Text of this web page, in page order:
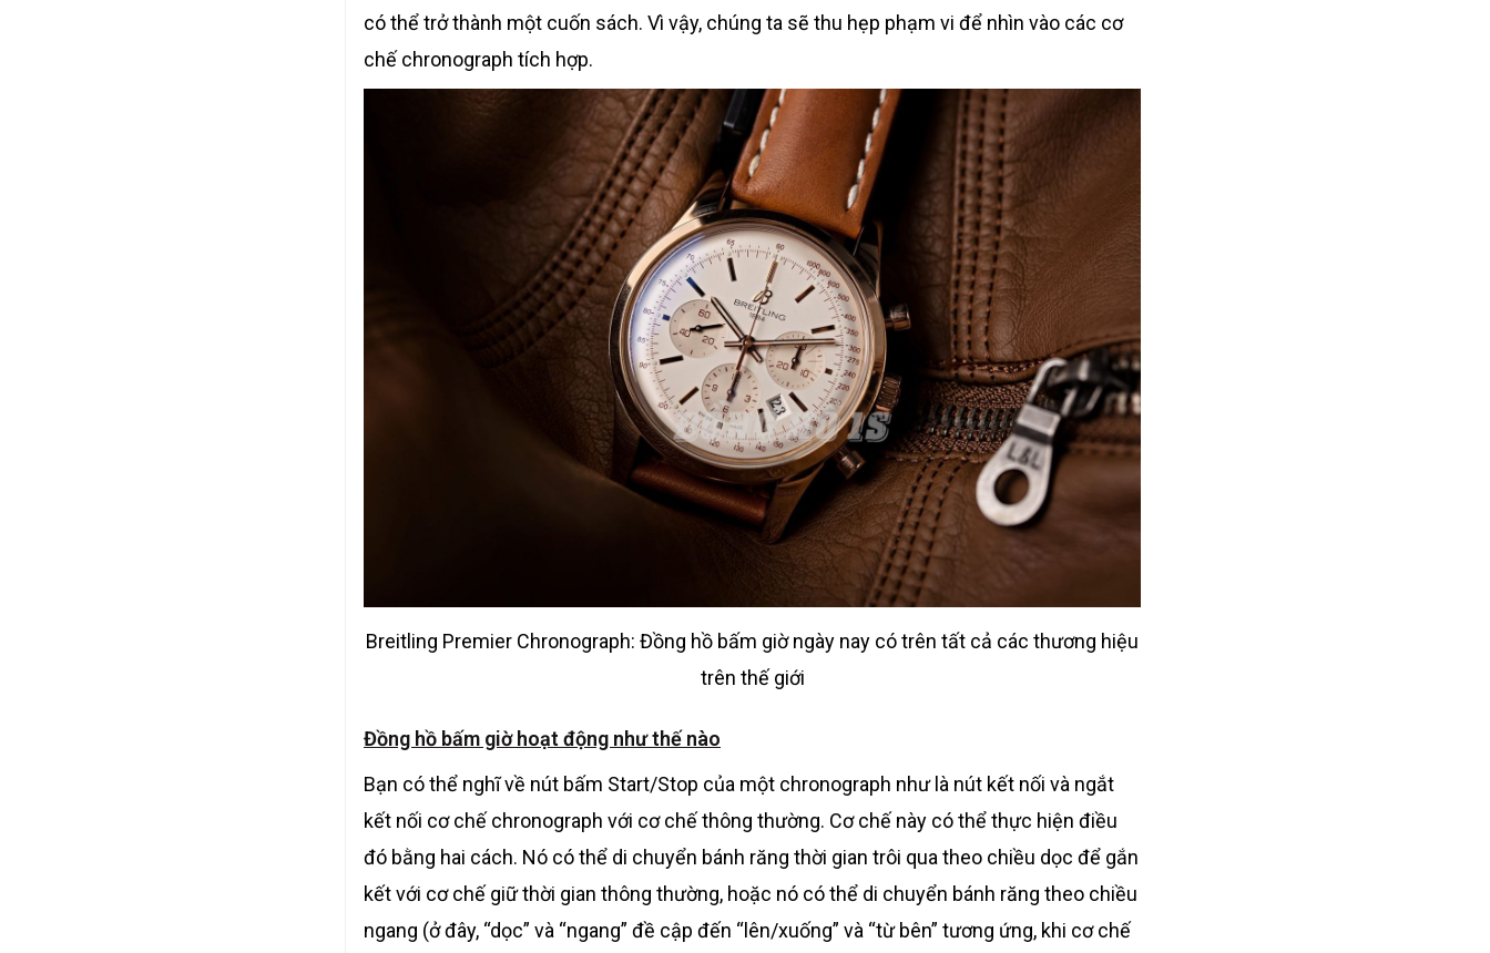
có thể trở thành một cuốn sách. Vì vậy, chúng ta sẽ thu hẹp phạm vi để nhìn vào các cơ
chế chronograph tích hợp.
Breitling Premier Chronograph: Đồng hồ bấm giờ ngày nay có trên tất cả các thương hiệu
trên thế giới
Đồng hồ bấm giờ hoạt động như thế nào
Bạn có thể nghĩ về nút bấm Start/Stop của một chronograph như là nút kết nối và ngắt
kết nối cơ chế chronograph với cơ chế thông thường. Cơ chế này có thể thực hiện điều
đó bằng hai cách. Nó có thể di chuyển bánh răng thời gian trôi qua theo chiều dọc để gắn
kết với cơ chế giữ thời gian thông thường, hoặc nó có thể di chuyển bánh răng theo chiều
ngang (ở đây, “dọc” và “ngang” đề cập đến “lên/xuống” và “từ bên” tương ứng, khi cơ chế